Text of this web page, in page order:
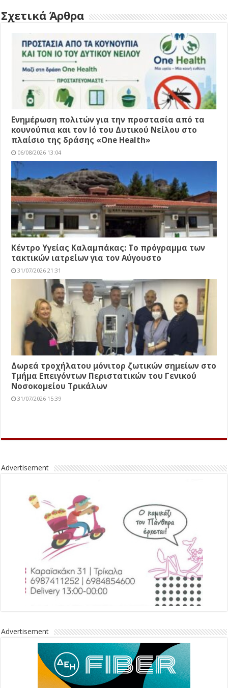
Σχετικά Άρθρα
Ενημέρωση πολιτών για την προστασία από τα
κουνούπια και τον Ιό του Δυτικού Νείλου στο
πλαίσιο της δράσης «One Health»
06/08/2026 13:04
Κέντρο Υγείας Καλαμπάκας: Το πρόγραμμα των
τακτικών ιατρείων για τον Αύγουστο
31/07/2026 21:31
Δωρεά τροχήλατου μόνιτορ ζωτικών σημείων στο
Τμήμα Επειγόντων Περιστατικών του Γενικού
Νοσοκομείου Τρικάλων
31/07/2026 15:39
Advertisement
Advertisement